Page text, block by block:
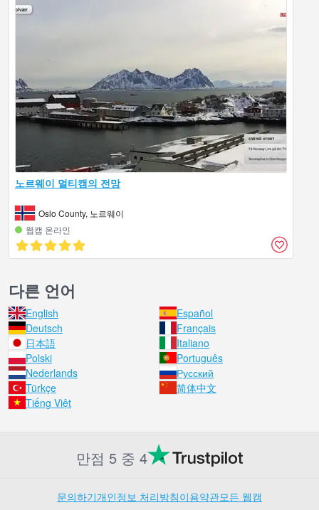
노르웨이 멀티캠의 전망
Oslo County, 노르웨이
웹캠 온라인
다른 언어
English
Español
Deutsch
Français
日本語
Italiano
Polski
Português
Nederlands
Русский
Türkçe
简体中文
Tiếng Việt
만점 5 중 4
문의하기개인정보 처리방침이용약관모든 웹캠